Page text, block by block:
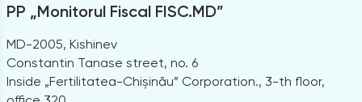
PP „Monitorul Fiscal FISC.MD”
MD-2005, Kishinev
Constantin Tanase street, no. 6
Inside „Fertilitatea-Chișinău” Corporation., 3-th floor,